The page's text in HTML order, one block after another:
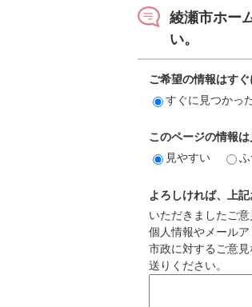
綾瀬市ホー
い。
ご希望の情報はす
すぐに見つかっ
このページの情報
見やすい
ふ
よろしければ、上
いただきましたご意
個人情報やメール
市政に対するご意
送りください。